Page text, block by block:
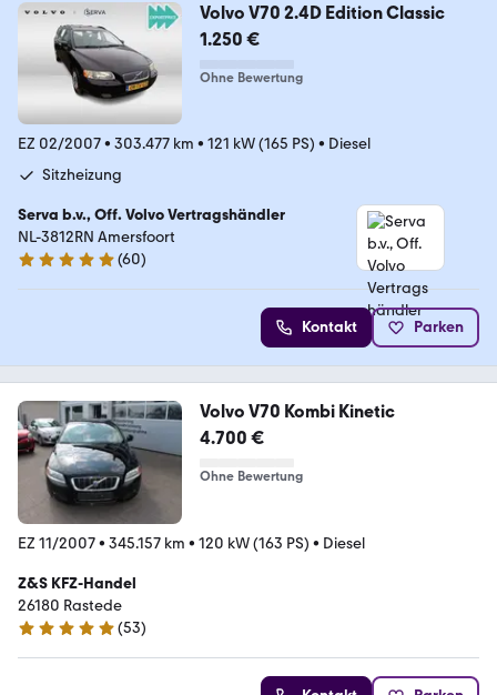
Volvo V70 2.4D Edition Classic
1.250 €
Ohne Bewertung
EZ 02/2007• 303.477 km • 121 kW (165 PS) • Diesel
Sitzheizung
Serva b.v., Off. Volvo Vertragshändler
NL-3812RN Amersfoort
4.9 Sterne
(60)
Kontakt Parken
Volvo V70 Kombi Kinetic
4.700 €
Ohne Bewertung
EZ 11/2007• 345.157 km • 120 kW (163 PS) • Diesel
Z&S KFZ-Handel
26180 Rastede
5 Sterne
(53)